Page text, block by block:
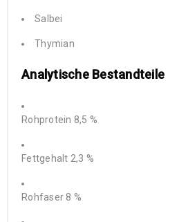
Salbei
Thymian
Analytische Bestandteile
Rohprotein 8,5 %
Fettgehalt 2,3 %
Rohfaser 8 %